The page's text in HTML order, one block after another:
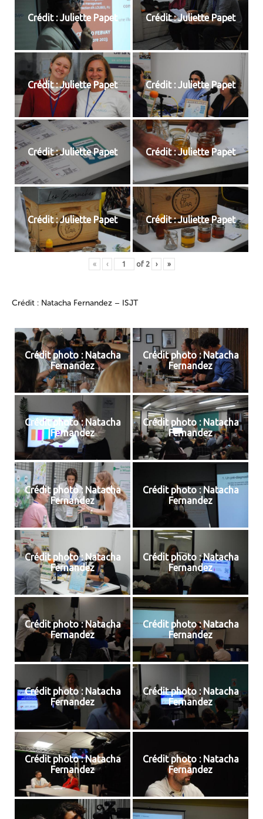
Crédit : Juliette Papet Crédit : Juliette Papet
Crédit : Juliette Papet Crédit : Juliette Papet
Crédit : Juliette Papet Crédit : Juliette Papet
Crédit : Juliette Papet Crédit : Juliette Papet
« ‹ of 2 › »
Crédit : Natacha Fernandez – ISJT
Crédit photo : Natacha
Fernandez
Crédit photo : Natacha
Fernandez
Crédit photo : Natacha
Fernandez
Crédit photo : Natacha
Fernandez
Crédit photo : Natacha
Fernandez
Crédit photo : Natacha
Fernandez
Crédit photo : Natacha
Fernandez
Crédit photo : Natacha
Fernandez
Crédit photo : Natacha
Fernandez
Crédit photo : Natacha
Fernandez
Crédit photo : Natacha
Fernandez
Crédit photo : Natacha
Fernandez
Crédit photo : Natacha
Fernandez
Crédit photo : Natacha
Fernandez